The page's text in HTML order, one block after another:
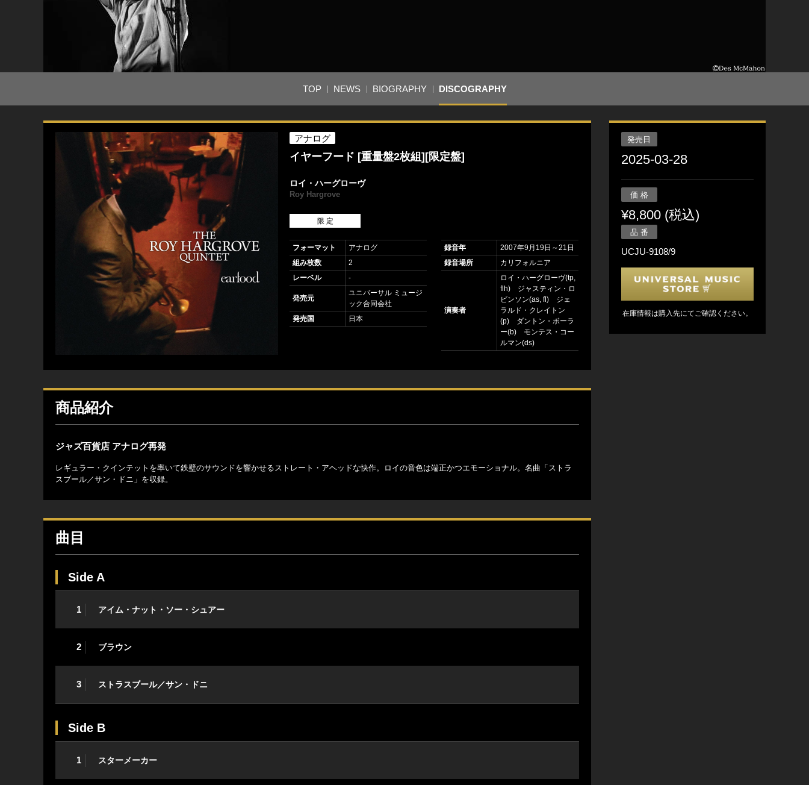
TOP NEWS BIOGRAPHY DISCOGRAPHY
アナログ
イヤーフード [重量盤2枚組][限定盤]
ロイ・ハーグローヴ
Roy Hargrove
限 定
フォーマット
アナログ
組み枚数
2
レーベル
-
発売元
ユニバーサル ミュージ
ック合同会社
発売国
日本
録音年
2007年9月19日～21日
録音場所
カリフォルニア
演奏者
ロイ・ハーグローヴ(tp,
flh) ジャスティン・ロ
ビンソン(as, fl) ジェ
ラルド・クレイトン
(p) ダントン・ボーラ
ー(b) モンテス・コー
ルマン(ds)
商品紹介
ジャズ百貨店 アナログ再発
レギュラー・クインテットを率いて鉄壁のサウンドを響かせるストレート・アヘッドな快作。ロイの音色は端正かつエモーショナル。名曲「ストラ
スブール／サン・ドニ」を収録。
曲目
Side A
1 アイム・ナット・ソー・シュアー
2 ブラウン
3 ストラスブール／サン・ドニ
Side B
1 スターメーカー
発売日
2025-03-28
価 格
¥8,800 (税込)
品 番
UCJU-9108/9
在庫情報は購入先にてご確認ください。